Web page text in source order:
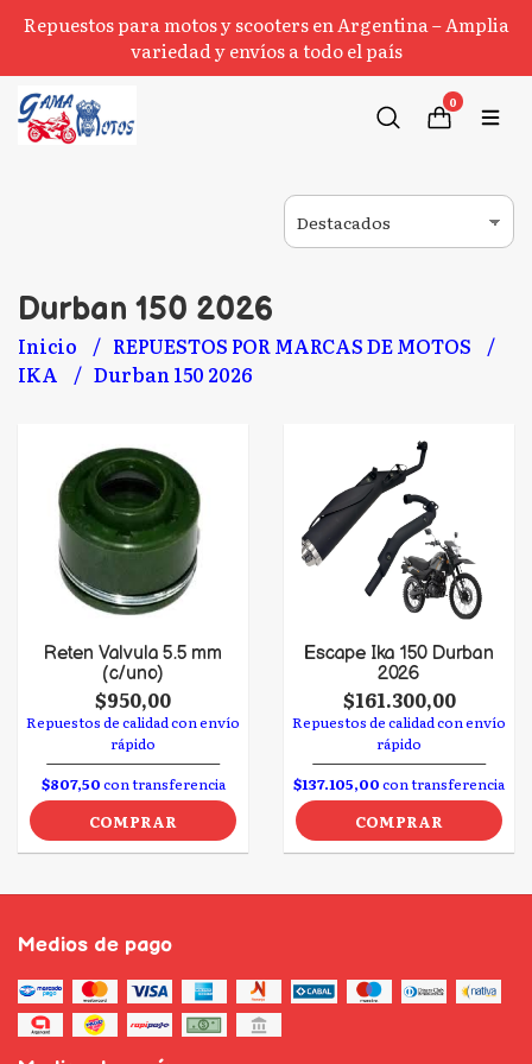
Repuestos para motos y scooters en Argentina – Amplia
variedad y envíos a todo el país
0
Durban 150 2026
Inicio
REPUESTOS POR MARCAS DE MOTOS
IKA
Durban 150 2026
Reten Valvula 5.5 mm
(c/uno)
$950,00
Repuestos de calidad con envío
rápido
$807,50con transferencia
COMPRAR
Escape Ika 150 Durban
2026
$161.300,00
Repuestos de calidad con envío
rápido
$137.105,00con transferencia
COMPRAR
Medios de pago